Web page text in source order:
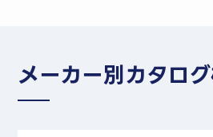
メーカー別カタロ